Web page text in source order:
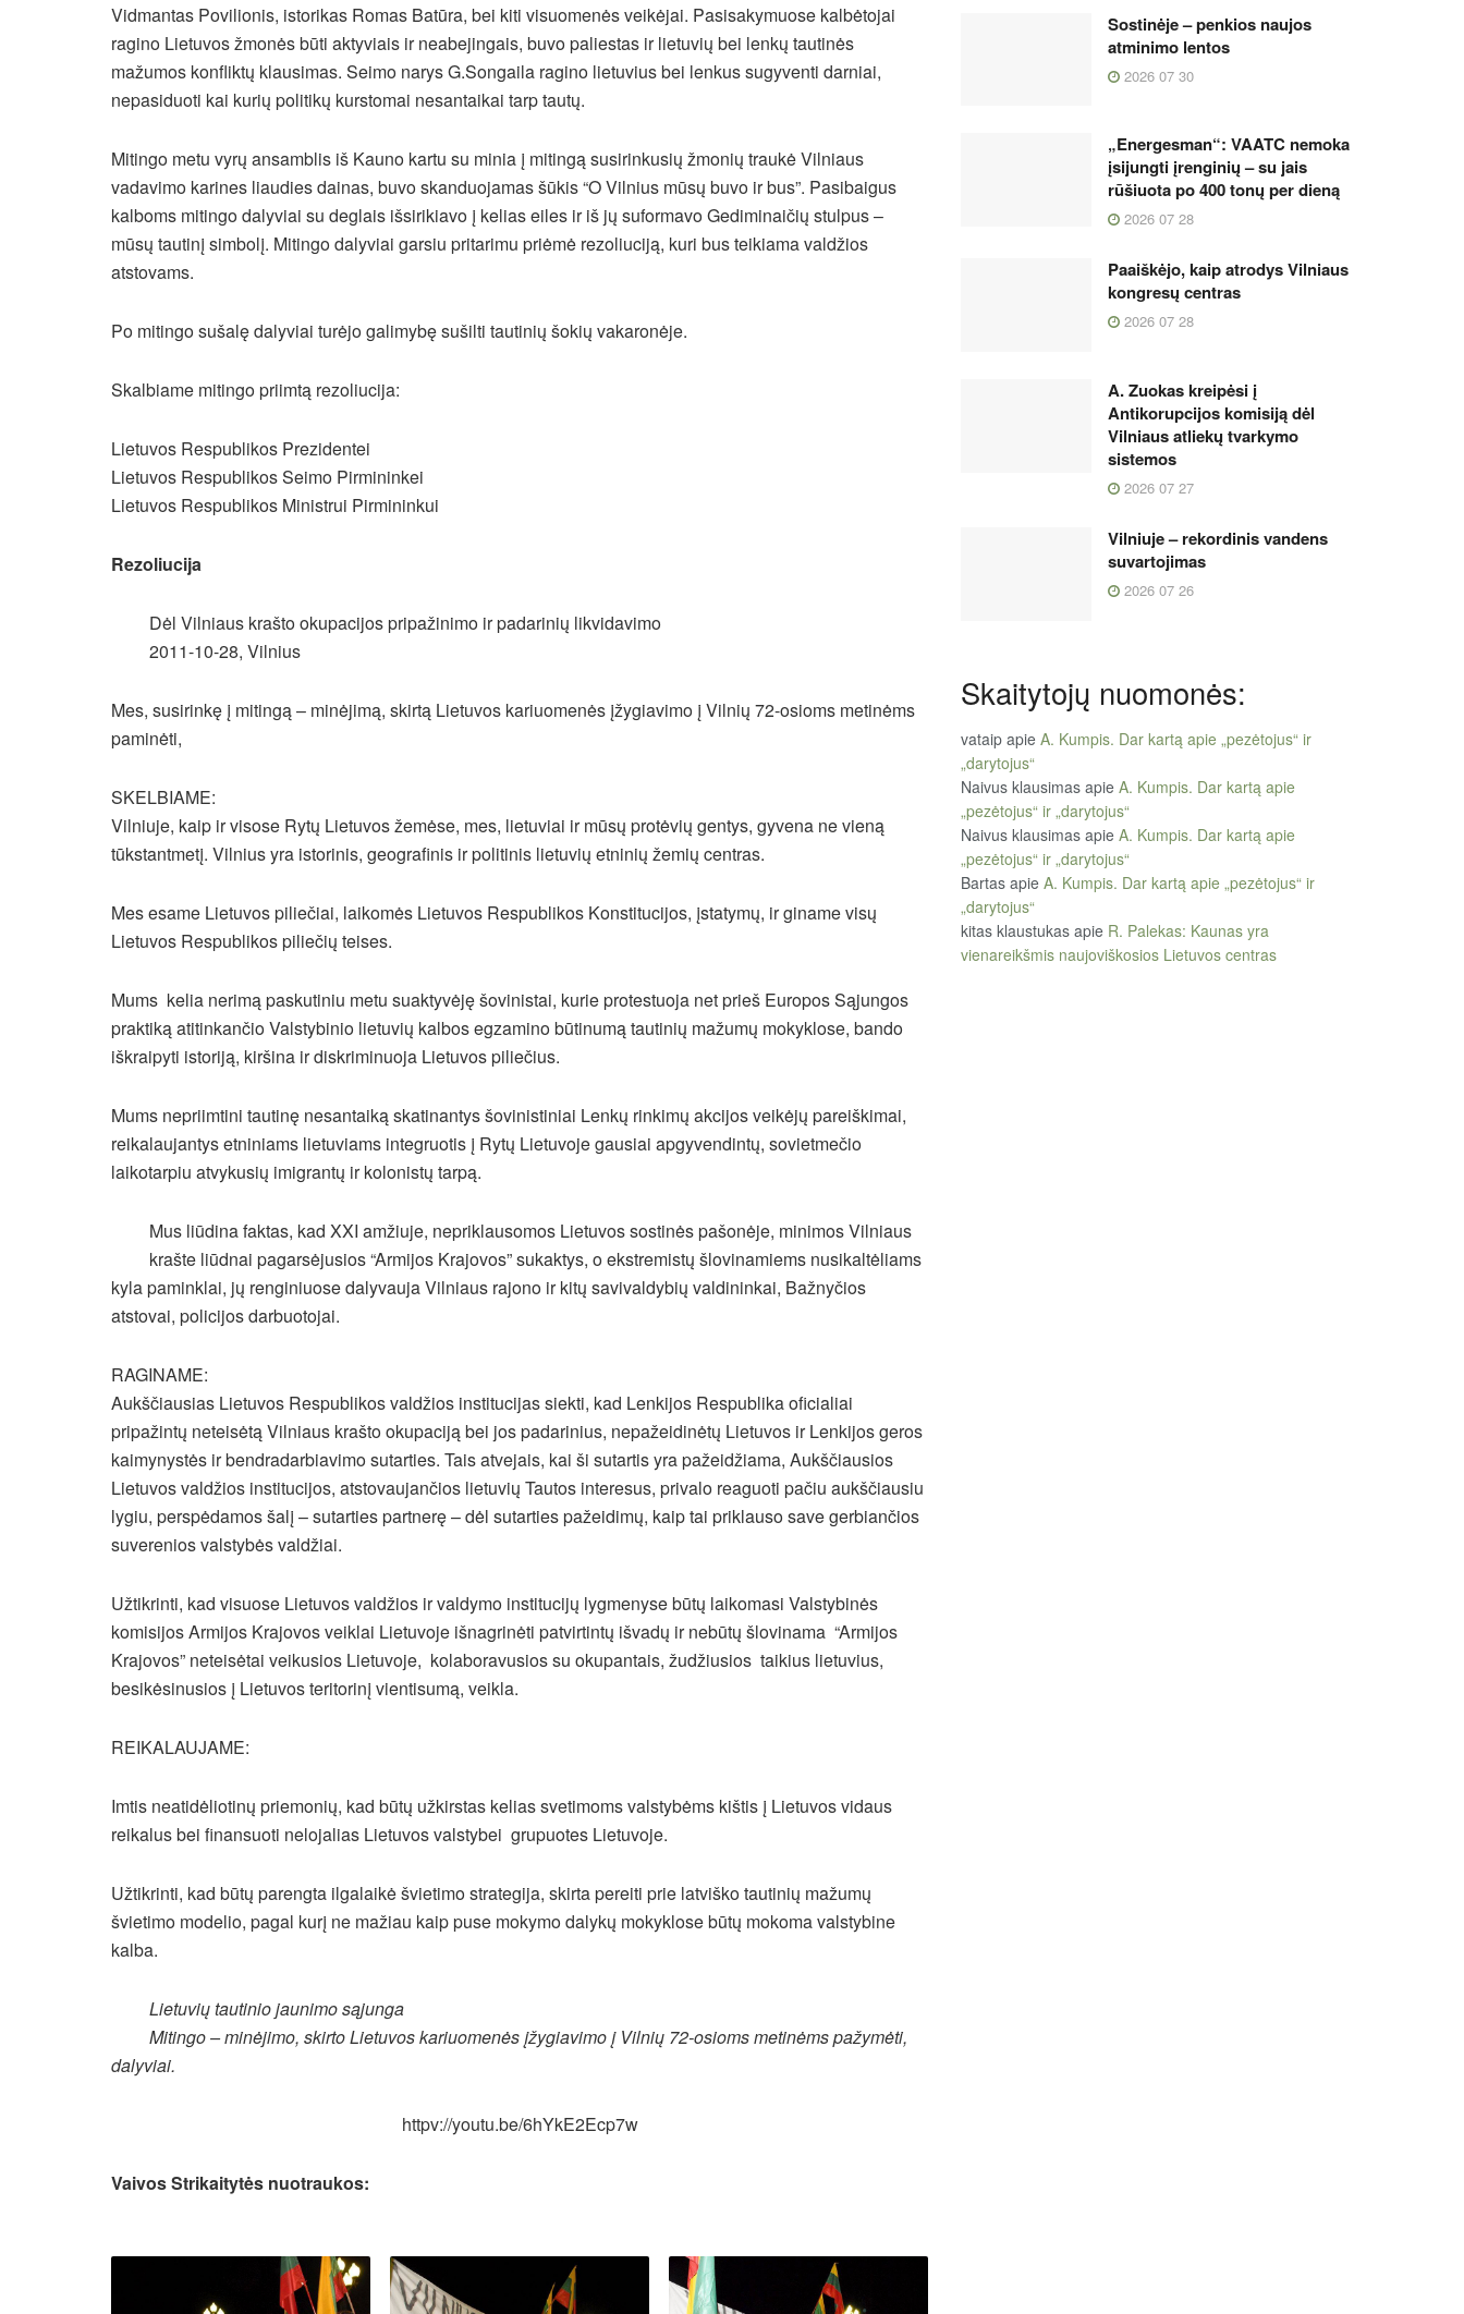
Vidmantas Povilionis, istorikas Romas Batūra, bei kiti visuomenės veikėjai. Pasisakymuose kalbėtojai
ragino Lietuvos žmonės būti aktyviais ir neabejingais, buvo paliestas ir lietuvių bei lenkų tautinės
mažumos konfliktų klausimas. Seimo narys G.Songaila ragino lietuvius bei lenkus sugyventi darniai,
nepasiduoti kai kurių politikų kurstomai nesantaikai tarp tautų.
Mitingo metu vyrų ansamblis iš Kauno kartu su minia į mitingą susirinkusių žmonių traukė Vilniaus
vadavimo karines liaudies dainas, buvo skanduojamas šūkis “O Vilnius mūsų buvo ir bus”. Pasibaigus
kalboms mitingo dalyviai su deglais išsirikiavo į kelias eiles ir iš jų suformavo Gediminaičių stulpus –
mūsų tautinį simbolį. Mitingo dalyviai garsiu pritarimu priėmė rezoliuciją, kuri bus teikiama valdžios
atstovams.
Po mitingo sušalę dalyviai turėjo galimybę sušilti tautinių šokių vakaronėje.
Skalbiame mitingo priimtą rezoliucija:
Lietuvos Respublikos Prezidentei
Lietuvos Respublikos Seimo Pirmininkei
Lietuvos Respublikos Ministrui Pirmininkui
Rezoliucija
Dėl Vilniaus krašto okupacijos pripažinimo ir padarinių likvidavimo
2011-10-28, Vilnius
Mes, susirinkę į mitingą – minėjimą, skirtą Lietuvos kariuomenės įžygiavimo į Vilnių 72-osioms metinėms
paminėti,
SKELBIAME:
Vilniuje, kaip ir visose Rytų Lietuvos žemėse, mes, lietuviai ir mūsų protėvių gentys, gyvena ne vieną
tūkstantmetį. Vilnius yra istorinis, geografinis ir politinis lietuvių etninių žemių centras.
Mes esame Lietuvos piliečiai, laikomės Lietuvos Respublikos Konstitucijos, įstatymų, ir giname visų
Lietuvos Respublikos piliečių teises.
Mums kelia nerimą paskutiniu metu suaktyvėję šovinistai, kurie protestuoja net prieš Europos Sąjungos
praktiką atitinkančio Valstybinio lietuvių kalbos egzamino būtinumą tautinių mažumų mokyklose, bando
iškraipyti istoriją, kiršina ir diskriminuoja Lietuvos piliečius.
Mums nepriimtini tautinę nesantaiką skatinantys šovinistiniai Lenkų rinkimų akcijos veikėjų pareiškimai,
reikalaujantys etniniams lietuviams integruotis į Rytų Lietuvoje gausiai apgyvendintų, sovietmečio
laikotarpiu atvykusių imigrantų ir kolonistų tarpą.
Mus liūdina faktas, kad XXI amžiuje, nepriklausomos Lietuvos sostinės pašonėje, minimos Vilniaus
krašte liūdnai pagarsėjusios “Armijos Krajovos” sukaktys, o ekstremistų šlovinamiems nusikaltėliams
kyla paminklai, jų renginiuose dalyvauja Vilniaus rajono ir kitų savivaldybių valdininkai, Bažnyčios
atstovai, policijos darbuotojai.
RAGINAME:
Aukščiausias Lietuvos Respublikos valdžios institucijas siekti, kad Lenkijos Respublika oficialiai
pripažintų neteisėtą Vilniaus krašto okupaciją bei jos padarinius, nepažeidinėtų Lietuvos ir Lenkijos geros
kaimynystės ir bendradarbiavimo sutarties. Tais atvejais, kai ši sutartis yra pažeidžiama, Aukščiausios
Lietuvos valdžios institucijos, atstovaujančios lietuvių Tautos interesus, privalo reaguoti pačiu aukščiausiu
lygiu, perspėdamos šalį – sutarties partnerę – dėl sutarties pažeidimų, kaip tai priklauso save gerbiančios
suverenios valstybės valdžiai.
Užtikrinti, kad visuose Lietuvos valdžios ir valdymo institucijų lygmenyse būtų laikomasi Valstybinės
komisijos Armijos Krajovos veiklai Lietuvoje išnagrinėti patvirtintų išvadų ir nebūtų šlovinama “Armijos
Krajovos” neteisėtai veikusios Lietuvoje, kolaboravusios su okupantais, žudžiusios taikius lietuvius,
besikėsinusios į Lietuvos teritorinį vientisumą, veikla.
REIKALAUJAME:
Imtis neatidėliotinų priemonių, kad būtų užkirstas kelias svetimoms valstybėms kištis į Lietuvos vidaus
reikalus bei finansuoti nelojalias Lietuvos valstybei grupuotes Lietuvoje.
Užtikrinti, kad būtų parengta ilgalaikė švietimo strategija, skirta pereiti prie latviško tautinių mažumų
švietimo modelio, pagal kurį ne mažiau kaip puse mokymo dalykų mokyklose būtų mokoma valstybine
kalba.
Lietuvių tautinio jaunimo sąjunga
Mitingo – minėjimo, skirto Lietuvos kariuomenės įžygiavimo į Vilnių 72-osioms metinėms pažymėti,
dalyviai.
httpv://youtu.be/6hYkE2Ecp7w
Vaivos Strikaitytės nuotraukos:
Sostinėje – penkios naujos
atminimo lentos
2026 07 30
„Energesman“: VAATC nemoka
įsijungti įrenginių – su jais
rūšiuota po 400 tonų per dieną
2026 07 28
Paaiškėjo, kaip atrodys Vilniaus
kongresų centras
2026 07 28
A. Zuokas kreipėsi į
Antikorupcijos komisiją dėl
Vilniaus atliekų tvarkymo
sistemos
2026 07 27
Vilniuje – rekordinis vandens
suvartojimas
2026 07 26
Skaitytojų nuomonės:
vataip apie A. Kumpis. Dar kartą apie „pezėtojus“ ir
„darytojus“
Naivus klausimas apie A. Kumpis. Dar kartą apie
„pezėtojus“ ir „darytojus“
Naivus klausimas apie A. Kumpis. Dar kartą apie
„pezėtojus“ ir „darytojus“
Bartas apie A. Kumpis. Dar kartą apie „pezėtojus“ ir
„darytojus“
kitas klaustukas apie R. Palekas: Kaunas yra
vienareikšmis naujoviškosios Lietuvos centras